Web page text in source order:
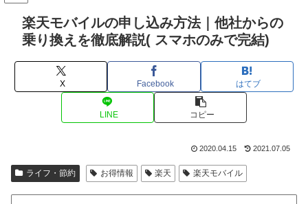
楽天モバイルの申し込み方法｜他社からの
乗り換えを徹底解説( スマホのみで完結)
X Facebook はてブ
LINE コピー
2020.04.15 2021.07.05
ライフ・節約 お得情報 楽天 楽天モバイル